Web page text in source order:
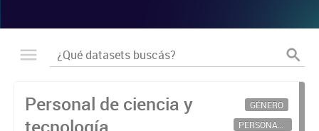
Personal de ciencia y
GÉNERO
PERSONAL CIENTÍFICO-TECNOLÓGICO